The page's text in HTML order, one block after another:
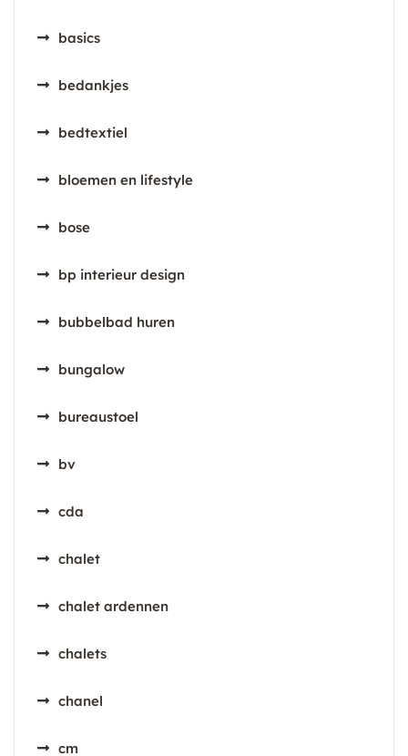
basics
bedankjes
bedtextiel
bloemen en lifestyle
bose
bp interieur design
bubbelbad huren
bungalow
bureaustoel
bv
cda
chalet
chalet ardennen
chalets
chanel
cm